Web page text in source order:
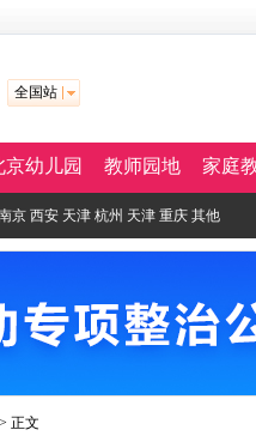
全国站
京幼儿园 教师园地 家庭
京 西安 天津 杭州 天津 重庆 其他
> 正文